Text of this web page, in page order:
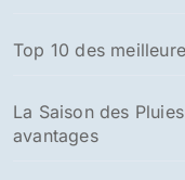
Top 10 des
La Saison des
avantages